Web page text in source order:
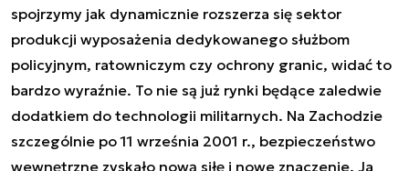
spojrzymy jak dynamicznie rozszerza się sektor
produkcji wyposażenia dedykowanego służbom
policyjnym, ratowniczym czy ochrony granic, widać to
bardzo wyraźnie. To nie są już rynki będące zaledwie
dodatkiem do technologii militarnych. Na Zachodzie
szczególnie po 11 września 2001 r., bezpieczeństwo
wewnętrzne zyskało nową siłę i nowe znaczenie. Ja